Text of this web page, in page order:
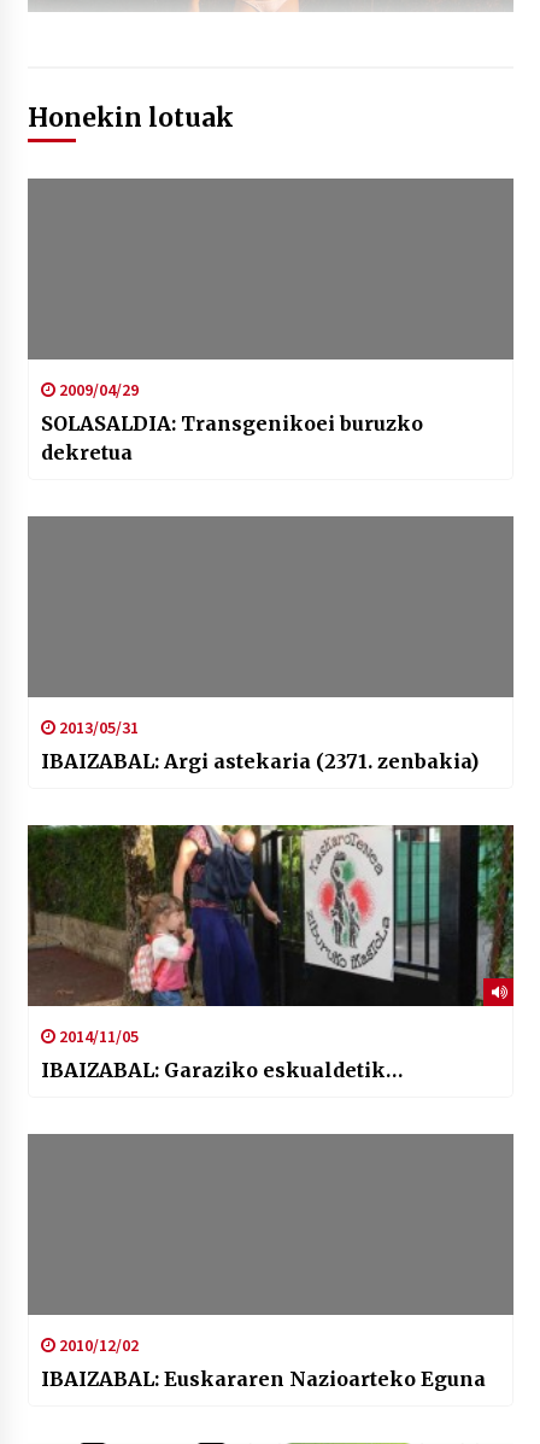
Honekin lotuak
2009/04/29
SOLASALDIA: Transgenikoei buruzko
dekretua
2013/05/31
IBAIZABAL: Argi astekaria (2371. zenbakia)
2014/11/05
IBAIZABAL: Garaziko eskualdetik…
2010/12/02
IBAIZABAL: Euskararen Nazioarteko Eguna